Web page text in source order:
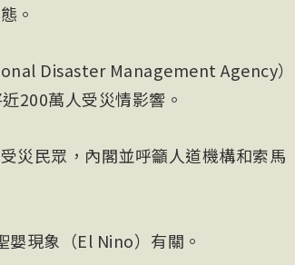
。
Disaster Management Agency）
200萬人受災情影響。
災民眾，內閣並呼籲人道機構和索馬
現象（El Nino）有關。